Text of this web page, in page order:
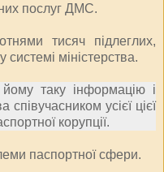
послуг ДМС.
тисяч підлеглих,
міністерства.
таку інформацію і
усієї цієї
корупції.
паспортної сфери.